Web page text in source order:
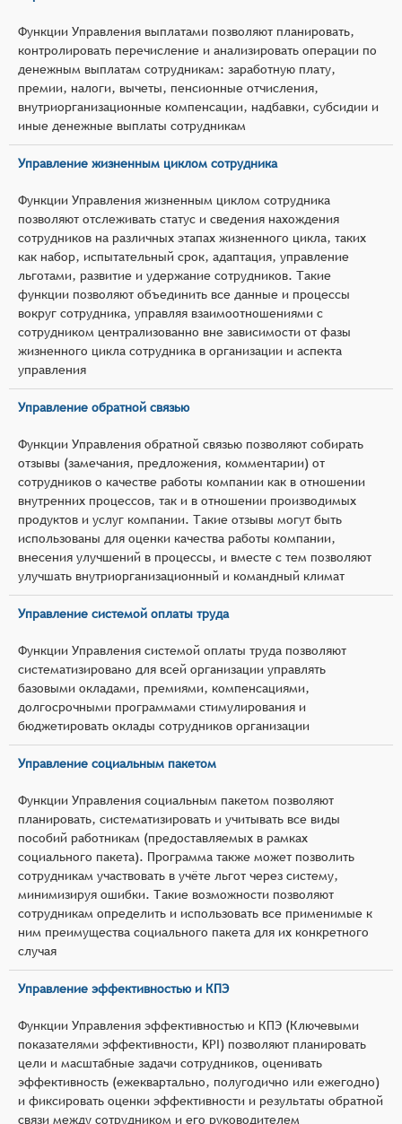
Функции Управления выплатами позволяют планировать,
контролировать перечисление и анализировать операции по
денежным выплатам сотрудникам: заработную плату,
премии, налоги, вычеты, пенсионные отчисления,
внутриорганизационные компенсации, надбавки, субсидии и
иные денежные выплаты сотрудникам
Управление жизненным циклом сотрудника
Функции Управления жизненным циклом сотрудника
позволяют отслеживать статус и сведения нахождения
сотрудников на различных этапах жизненного цикла, таких
как набор, испытательный срок, адаптация, управление
льготами, развитие и удержание сотрудников. Такие
функции позволяют объединить все данные и процессы
вокруг сотрудника, управляя взаимоотношениями с
сотрудником централизованно вне зависимости от фазы
жизненного цикла сотрудника в организации и аспекта
управления
Управление обратной связью
Функции Управления обратной связью позволяют собирать
отзывы (замечания, предложения, комментарии) от
сотрудников о качестве работы компании как в отношении
внутренних процессов, так и в отношении производимых
продуктов и услуг компании. Такие отзывы могут быть
использованы для оценки качества работы компании,
внесения улучшений в процессы, и вместе с тем позволяют
улучшать внутриорганизационный и командный климат
Управление системой оплаты труда
Функции Управления системой оплаты труда позволяют
систематизировано для всей организации управлять
базовыми окладами, премиями, компенсациями,
долгосрочными программами стимулирования и
бюджетировать оклады сотрудников организации
Управление социальным пакетом
Функции Управления социальным пакетом позволяют
планировать, систематизировать и учитывать все виды
пособий работникам (предоставляемых в рамках
социального пакета). Программа также может позволить
сотрудникам участвовать в учёте льгот через систему,
минимизируя ошибки. Такие возможности позволяют
сотрудникам определить и использовать все применимые к
ним преимущества социального пакета для их конкретного
случая
Управление эффективностью и КПЭ
Функции Управления эффективностью и КПЭ (Ключевыми
показателями эффективности, KPI) позволяют планировать
цели и масштабные задачи сотрудников, оценивать
эффективность (ежеквартально, полугодично или ежегодно)
и фиксировать оценки эффективности и результаты обратной
связи между сотрудником и его руководителем